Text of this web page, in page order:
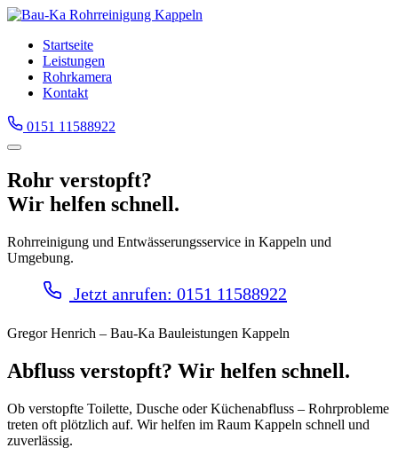
Startseite
Leistungen
Rohrkamera
Kontakt
0151 11588922
Rohr verstopft?
Wir helfen schnell.
Rohrreinigung und Entwässerungsservice in Kappeln und
Umgebung.
Jetzt anrufen: 0151 11588922
Gregor Henrich – Bau-Ka Bauleistungen Kappeln
Abfluss verstopft? Wir helfen schnell.
Ob verstopfte Toilette, Dusche oder Küchenabfluss – Rohrprobleme
treten oft plötzlich auf. Wir helfen im Raum Kappeln schnell und
zuverlässig.